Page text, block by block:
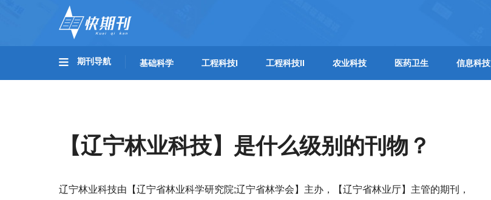
期刊导航 基础科学 工程科技I 工程科技II 农业科技 医药卫生 信息科技
【辽宁林业科技】是什么级别的刊物？
辽宁林业科技由【辽宁省林业科学研究院;辽宁省林学会】主办，【辽宁省林业厅】主管的期刊，